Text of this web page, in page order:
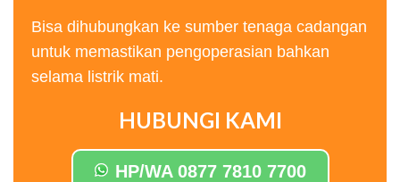
Bisa dihubungkan ke sumber tenaga cadangan
untuk memastikan pengoperasian bahkan
selama listrik mati.
HUBUNGI KAMI
HP/WA 0877 7810 7700